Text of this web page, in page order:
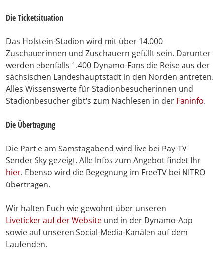
Die Ticketsituation
Das Holstein-Stadion wird mit über 14.000
Zuschauerinnen und Zuschauern gefüllt sein. Darunter
werden ebenfalls 1.400 Dynamo-Fans die Reise aus der
sächsischen Landeshauptstadt in den Norden antreten.
Alles Wissenswerte für Stadionbesucherinnen und
Stadionbesucher gibt‘s zum Nachlesen in der Faninfo.
Die Übertragung
Die Partie am Samstagabend wird live bei Pay-TV-
Sender Sky gezeigt. Alle Infos zum Angebot findet Ihr
hier. Ebenso wird die Begegnung im FreeTV bei NITRO
übertragen.
Wir halten Euch wie gewohnt über unseren
Liveticker auf der Website und in der Dynamo-App
sowie auf unseren Social-Media-Kanälen auf dem
Laufenden.